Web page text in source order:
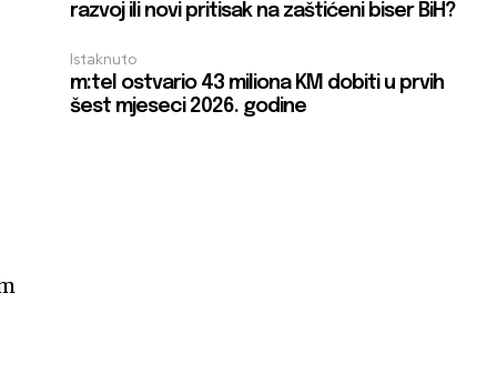
razvoj ili novi pritisak na zaštićeni biser BiH?
Istaknuto
m:tel ostvario 43 miliona KM dobiti u prvih
šest mjeseci 2026. godine